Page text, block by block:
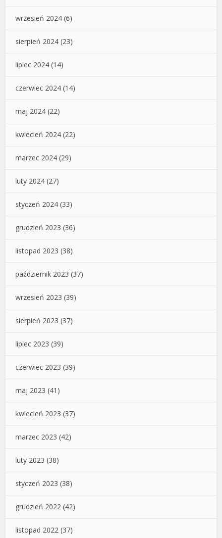
wrzesień 2024 (6)
sierpień 2024 (23)
lipiec 2024 (14)
czerwiec 2024 (14)
maj 2024 (22)
kwiecień 2024 (22)
marzec 2024 (29)
luty 2024 (27)
styczeń 2024 (33)
grudzień 2023 (36)
listopad 2023 (38)
październik 2023 (37)
wrzesień 2023 (39)
sierpień 2023 (37)
lipiec 2023 (39)
czerwiec 2023 (39)
maj 2023 (41)
kwiecień 2023 (37)
marzec 2023 (42)
luty 2023 (38)
styczeń 2023 (38)
grudzień 2022 (42)
listopad 2022 (37)